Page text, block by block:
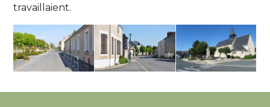
travaillaient.